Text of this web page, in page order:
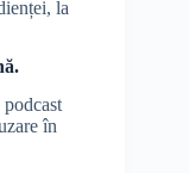
la
în